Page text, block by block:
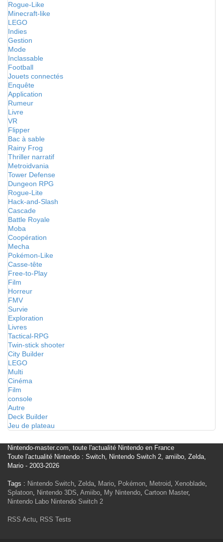
Rogue-Like
Minecraft-like
LEGO
Indies
Gestion
Mode
Inclassable
Football
Jouets connectés
Enquête
Application
Rumeur
Livre
VR
Flipper
Bac à sable
Rainy Frog
Thriller narratif
Metroidvania
Tower Defense
Dungeon RPG
Rogue-Lite
Hack-and-Slash
Cascade
Battle Royale
Moba
Coopération
Mecha
Pokémon-Like
Casse-tête
Free-to-Play
Film
Horreur
FMV
Survie
Exploration
Livres
Tactical-RPG
Twin-stick shooter
City Builder
LEGO
Multi
Cinéma
Film
console
Autre
Deck Builder
Jeu de plateau
Nintendo-master.com, toute l'actualité Nintendo en France
Toute l'actualité Nintendo : Switch, Nintendo Switch 2, amiibo, Zelda,
Mario - 2003-2026
Tags : Nintendo Switch, Zelda, Mario, Pokémon, Metroid, Xenoblade,
Splatoon, Nintendo 3DS, Amiibo, My Nintendo, Cartoon Master,
Nintendo Labo Nintendo Switch 2
RSS Actu, RSS Tests